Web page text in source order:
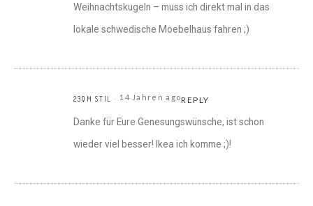
Weihnachtskugeln – muss ich direkt mal in das
lokale schwedische Moebelhaus fahren ;)
23QM STIL 14 Jahren agoREPLY
Danke für Eure Genesungswünsche, ist schon
wieder viel besser! Ikea ich komme ;)!